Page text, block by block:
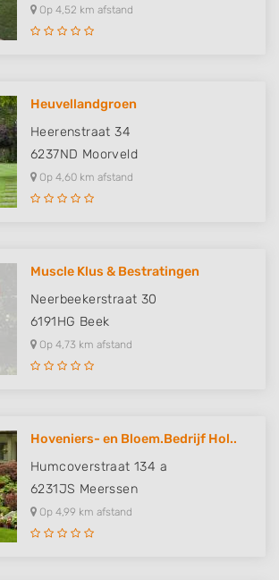
Op 4,52 km afstand
Heuvellandgroen
Heerenstraat 34
6237ND Moorveld
Op 4,60 km afstand
Muscle Klus & Bestratingen
Neerbeekerstraat 30
6191HG Beek
Op 4,73 km afstand
Hoveniers- en Bloem.Bedrijf Hol..
Humcoverstraat 134 a
6231JS Meerssen
Op 4,99 km afstand